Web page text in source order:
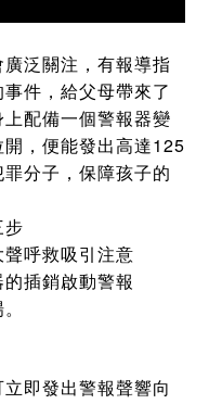
泛關注，有報導指
件，給父母帶來了
配備一個警報器變
，便能發出高達125
分子，保障孩子的
步
呼救吸引注意
插銷啟動警報
即發出警報聲響向